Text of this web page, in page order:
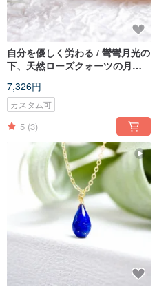
自分を優しく労わる / 彎彎月光の
下、天然ローズクォーツの月型
7,326円
カスタム可
5 (3)